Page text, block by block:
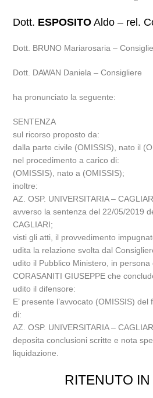
Dott. ESPOSITO Aldo – rel.
Dott. BRUNO Mariarosaria –
Dott. DAWAN Daniela – Consigliere
ha pronunciato la seguente:
SENTENZA
sul ricorso proposto da:
dalla parte civile (OMISSIS), nato il
nel procedimento a carico di:
(OMISSIS), nato a (OMISSIS);
inoltre:
AZ. OSP. UNIVERSITARIA –
avverso la sentenza del 22/05/2019
CAGLIARI;
visti gli atti, il provvedimento
udita la relazione svolta dal
udito il Pubblico Ministero, in
CORASANITI GIUSEPPE che
udito il difensore:
E’ presente l’avvocato (OMISSIS)
di:
AZ. OSP. UNIVERSITARIA –
deposita conclusioni scritte e nota
liquidazione.
RITENUTO IN